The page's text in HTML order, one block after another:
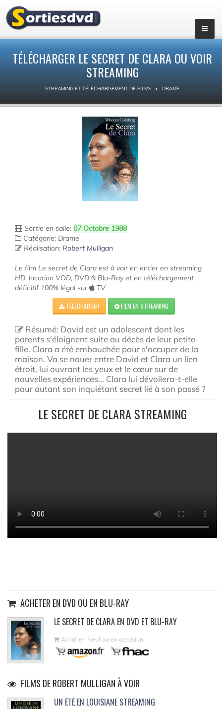
TÉLÉCHARGER LE SECRET DE CLARA OU VOIR
STREAMING
STREAMING ET TÉLÉCHARGEMENT DE FILMS DRAME
Sortie en salle: 07 Octobre 1988
Catégorie: Drame
Réalisation: Robert Mulligan
Le film Le secret de Clara est à voir en entier en streaming
HD, location VOD, DVD & Blu-Ray et en téléchargement
définitif 100% légal sur
TV
TÉLÉCHARGER FILM EN STREAMING
Résumé: David est un adolescent dont les
parents s'éloignent suite au décès de leur petite
fille. Clara a été embauchée pour s'occuper de la
maison. Va se nouer entre David et Clara un lien
étroit, lui ouvrant les yeux et le cœur sur de
nouvelles expériences... Clara lui dévoilera-t-elle
pour autant son inquiétant secret lié à son passé ?
LE SECRET DE CLARA STREAMING
ACHETER EN DVD OU EN BLU-RAY
LE SECRET DE CLARA EN DVD ET BLU-RAY
Achat en Neuf ou en occasion
FILMS DE ROBERT MULLIGAN À VOIR
UN ÉTÉ EN LOUISIANE STREAMING